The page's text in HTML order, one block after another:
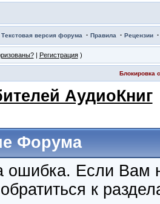
Текстовая версия форума · Правила · Рецензии
| Регистрация)
Блокировка
АудиоКниг
Форума
ошибка. Если Вам
к